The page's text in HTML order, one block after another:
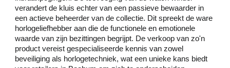
verandert de kluis echter van een passieve bewaarder in
een actieve beheerder van de collectie. Dit spreekt de ware
horlogeliefhebber aan die de functionele en emotionele
waarde van zijn bezittingen begrijpt. De verkoop van zo'n
product vereist gespecialiseerde kennis van zowel
beveiliging als horlogetechniek, wat een unieke kans biedt